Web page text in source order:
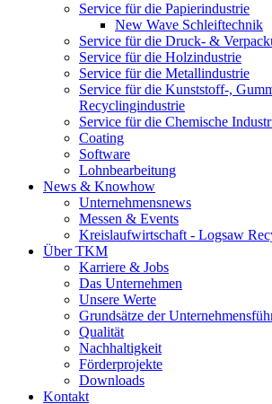
Service für die Papierindustrie
New Wave Schleiftechnik
Service für die Druck- &
Service für die Holzindustrie
Service für die Metallindustrie
Service für die Kunststoff-,
Recyclingindustrie
Service für die Chemische
Coating
Software
Lohnbearbeitung
News & Knowhow
Unternehmensnews
Messen & Events
Kreislaufwirtschaft - Logsaw
Über TKM
Karriere & Jobs
Das Unternehmen
Unsere Werte
Grundsätze der
Qualität
Nachhaltigkeit
Förderprojekte
Downloads
Kontakt